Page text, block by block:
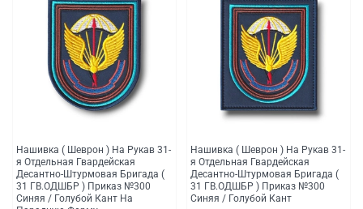
Нашивка ( Шеврон ) На Рукав 31-
я Отдельная Гвардейская
Десантно-Штурмовая Бригада (
31 ГВ.ОДШБР ) Приказ №300
Синяя / Голубой Кант На
Нашивка ( Шеврон ) На Рукав 31-
я Отдельная Гвардейская
Десантно-Штурмовая Бригада (
31 ГВ.ОДШБР ) Приказ №300
Синяя / Голубой Кант